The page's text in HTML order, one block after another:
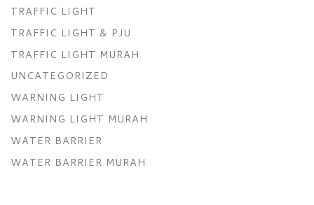
TRAFFIC LIGHT
TRAFFIC LIGHT & PJU
TRAFFIC LIGHT MURAH
UNCATEGORIZED
WARNING LIGHT
WARNING LIGHT MURAH
WATER BARRIER
WATER BARRIER MURAH